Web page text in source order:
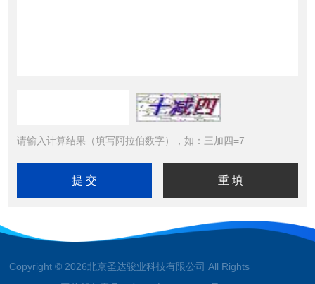
请输入计算结果（填写阿拉伯数字），如：三加四=7
Copyright © 2026北京圣达骏业科技有限公司 All Rights